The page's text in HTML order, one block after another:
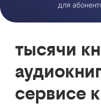
для
тысячи
сервисе